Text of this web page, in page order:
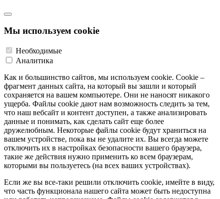
Мы используем cookie
Необходимые
Аналитика
Как и большинство сайтов, мы используем cookie. Cookie –
фрагмент данных сайта, на который вы зашли и который
сохраняется на вашем компьютере. Они не наносят никакого
ущерба. Файлы cookie дают нам возможность следить за тем,
что наш вебсайт и контент доступен, а также анализировать
данные и понимать, как сделать сайт еще более
дружелюбным. Некоторые файлы cookie будут храниться на
вашем устройстве, пока вы не удалите их. Вы всегда можете
отключить их в настройках безопасности вашего браузера,
такие же действия нужно применить ко всем браузерам,
которыми вы пользуетесь (на всех ваших устройствах).
Если же вы все-таки решили отключить cookie, имейте в виду,
что часть функционала нашего сайта может быть недоступна